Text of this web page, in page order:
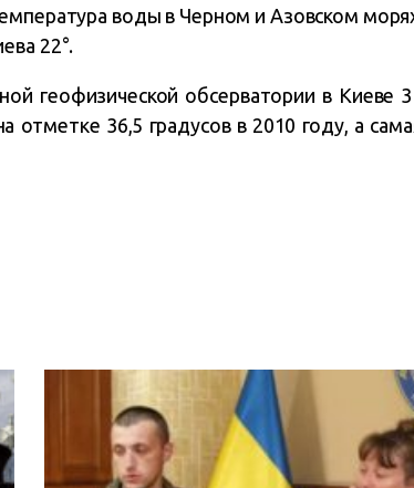
воды в Черном и Азовском
22°.
геофизической обсерватории в Киеве 3
отметке 36,5 градусов в 2010 году, а